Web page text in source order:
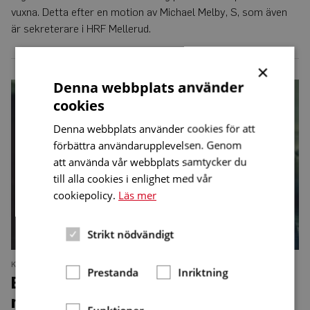
vuxna. Detta efter en motion av Michael Melby, S, som även
är sekreterare i HRF Mellerud.
En
morgon
någonting
KULTUR NUMMER 1 • 2018
En morgon kunde hon inte höra
någonting
×
Denna webbplats använder
cookies
Denna webbplats använder cookies för att
förbättra användarupplevelsen. Genom
att använda vår webbplats samtycker du
till alla cookies i enlighet med vår
cookiepolicy. Läs mer
Strikt nödvändigt
Prestanda Inriktning